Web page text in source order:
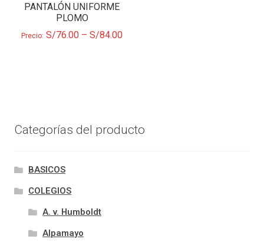
PANTALÓN UNIFORME
PLOMO
Precio: S/76.00 –S/84.00
Categorías del producto
BASICOS
COLEGIOS
A. v. Humboldt
Alpamayo